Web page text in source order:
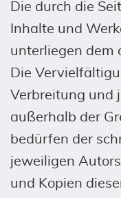
Die durch die
Inhalte und
unterliegen dem
Die
Verbreitung und
außerhalb der
bedürfen der
jeweiligen
und Kopien